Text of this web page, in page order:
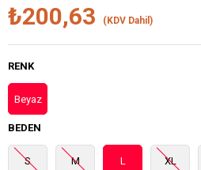
₺200,63 (KDV Dahil)
RENK
Beyaz
BEDEN
S M L XL